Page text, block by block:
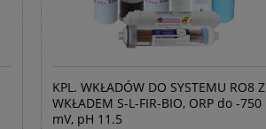
KPL. WKŁADÓW DO SYSTEMU RO8 Z
WKŁADEM S-L-FIR-BIO, ORP do -750
mV, pH 11.5